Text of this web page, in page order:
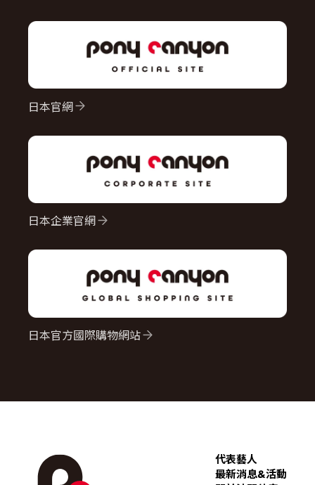
日本官網
日本企業官網
日本官方國際購物網站
代表藝人
最新消息&活動